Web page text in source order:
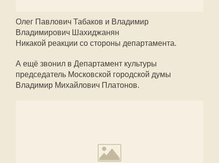
Олег Павлович Табаков и Владимир
Владимирович Шахиджанян
Никакой реакции со стороны департамента.
А ещё звонил в Департамент культуры
председатель Московской городской думы
Владимир Михайлович Платонов.